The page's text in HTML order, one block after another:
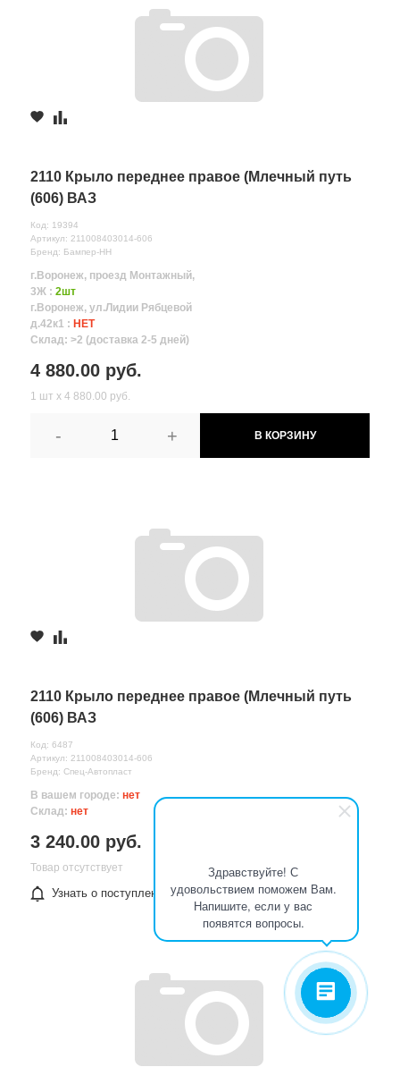
Здравствуйте! С
удовольствием поможем Вам.
Напишите, если у вас
появятся вопросы.
2110 Крыло переднее правое (Млечный путь
(606) ВАЗ
Код: 19394
Артикул: 211008403014-606
Бренд: Бампер-НН
г.Воронеж, проезд Монтажный,
3Ж : 2шт
г.Воронеж, ул.Лидии Рябцевой
д.42к1 : НЕТ
Склад: >2 (доставка 2-5 дней)
4 880.00 руб.
1 шт х 4 880.00 руб.
- + В КОРЗИНУ
2110 Крыло переднее правое (Млечный путь
(606) ВАЗ
Код: 6487
Артикул: 211008403014-606
Бренд: Спец-Автопласт
В вашем городе: нет
Склад: нет
3 240.00 руб.
Товар отсутствует
Узнать о поступлении